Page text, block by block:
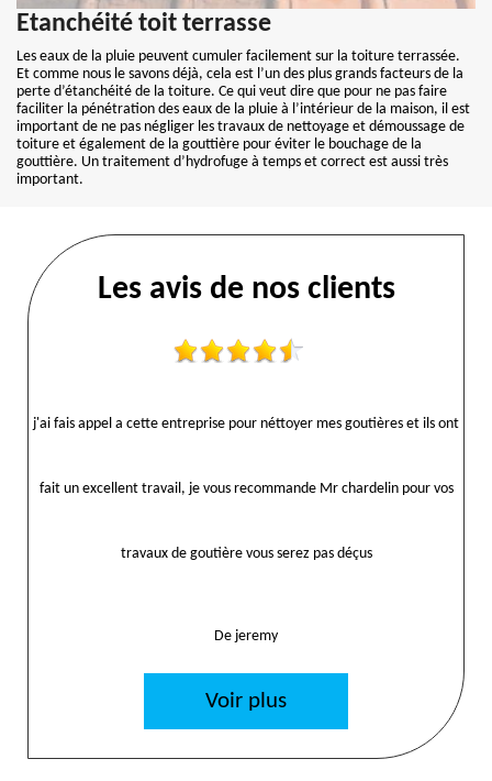
Etanchéité toit terrasse
Les eaux de la pluie peuvent cumuler facilement sur la toiture terrassée.
Et comme nous le savons déjà, cela est l’un des plus grands facteurs de la
perte d’étanchéité de la toiture. Ce qui veut dire que pour ne pas faire
faciliter la pénétration des eaux de la pluie à l’intérieur de la maison, il est
important de ne pas négliger les travaux de nettoyage et démoussage de
toiture et également de la gouttière pour éviter le bouchage de la
gouttière. Un traitement d’hydrofuge à temps et correct est aussi très
important.
Les avis de nos clients
j'ai fais appel a cette entreprise pour néttoyer mes goutières et ils ont
fait un excellent travail, je vous recommande Mr chardelin pour vos
travaux de goutière vous serez pas déçus
De jeremy
Voir plus